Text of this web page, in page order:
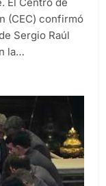
(CEC) confirmó
Sergio Raúl
la…